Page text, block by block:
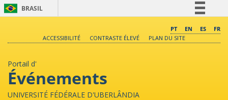
BRASIL
Comunica BR
PT EN ES
FR
ACCESSIBILITÉ
CONTRASTE ÉLEVÉ PLAN DU SITE
Portail d'
Événements
UNIVERSITÉ FÉDÉRALE D'UBERLÂNDIA